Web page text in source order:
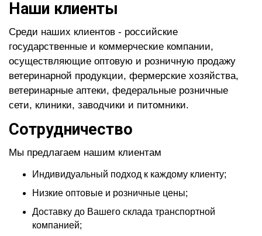
Наши клиенты
Среди наших клиентов - российские
государственные и коммерческие компании,
осуществляющие оптовую и розничную продажу
ветеринарной продукции, фермерские хозяйства,
ветеринарные аптеки, федеральные розничные
сети, клиники, заводчики и питомники.
Сотрудничество
Мы предлагаем нашим клиентам
Индивидуальный подход к каждому клиенту;
Низкие оптовые и розничные цены;
Доставку до Вашего склада транспортной
компанией;